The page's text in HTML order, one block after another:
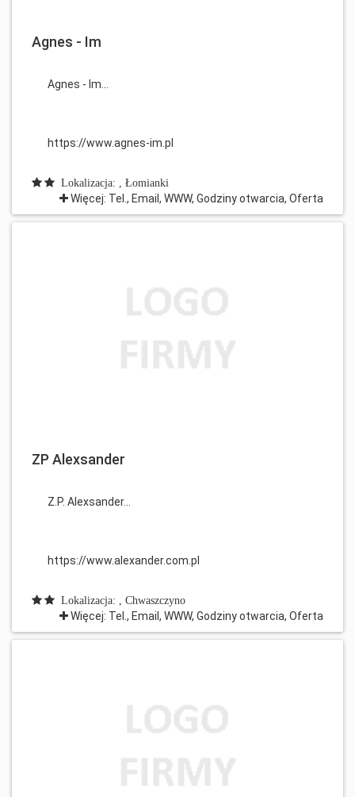
Agnes - Im
Agnes - Im...
https://www.agnes-im.pl
Lokalizacja: , Łomianki
Więcej: Tel., Email, WWW, Godziny otwarcia, Oferta
ZP Alexsander
Z.P. Alexsander...
https://www.alexander.com.pl
Lokalizacja: , Chwaszczyno
Więcej: Tel., Email, WWW, Godziny otwarcia, Oferta